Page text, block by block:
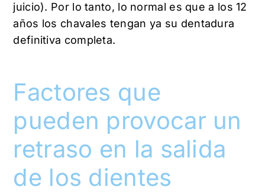
juicio). Por lo tanto, lo normal es que a los 12
años los chavales tengan ya su dentadura
definitiva completa.
Factores que
pueden provocar un
retraso en la salida
de los dientes